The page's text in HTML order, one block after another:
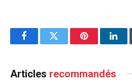
FacebookTwitter Pinterest
Articles recommandés